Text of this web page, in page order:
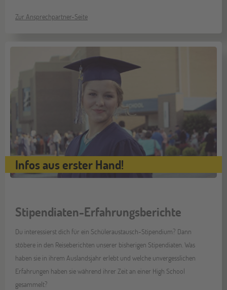
Zur Ansprechpartner-Seite
Infos aus erster Hand!
Stipendiaten-Erfahrungsberichte
Du interessierst dich für ein Schüleraustausch-Stipendium? Dann
stöbere in den Reiseberichten unserer bisherigen Stipendiaten. Was
haben sie in ihrem Auslandsjahr erlebt und welche unvergesslichen
Erfahrungen haben sie während ihrer Zeit an einer High School
gesammelt?